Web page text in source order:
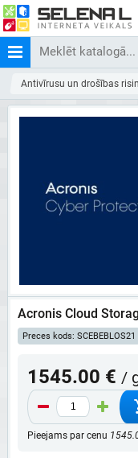
Antivīrusu un drošības
Acronis Cloud
Preces kods: SCEBEBLOS21
1545.00 € /
Pieejams par cenu